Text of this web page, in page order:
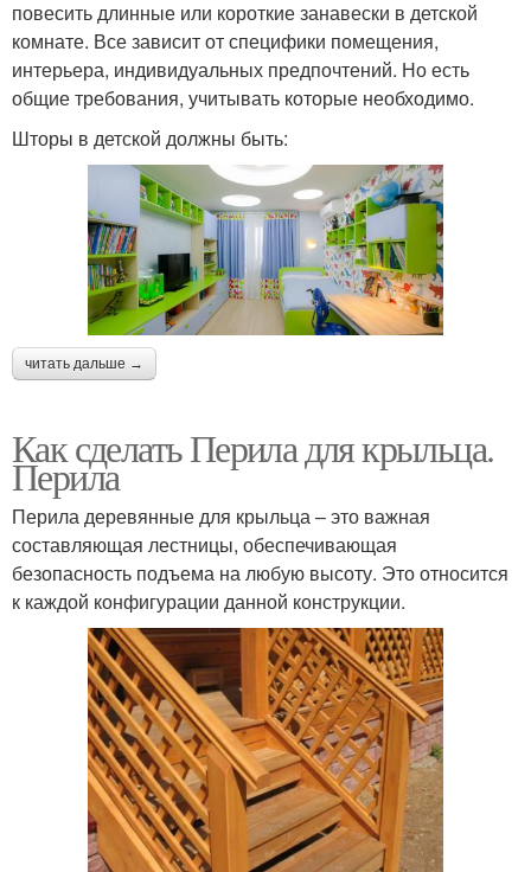
повесить длинные или короткие занавески в детской
комнате. Все зависит от специфики помещения,
интерьера, индивидуальных предпочтений. Но есть
общие требования, учитывать которые необходимо.
Шторы в детской должны быть:
читать дальше →
Как сделать Перила для крыльца.
Перила
Перила деревянные для крыльца – это важная
составляющая лестницы, обеспечивающая
безопасность подъема на любую высоту. Это относится
к каждой конфигурации данной конструкции.